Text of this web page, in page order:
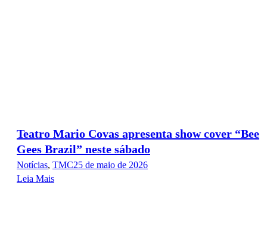
Teatro Mario Covas apresenta show cover “Bee
Gees Brazil” neste sábado
Notícias, TMC25 de maio de 2026
Leia Mais